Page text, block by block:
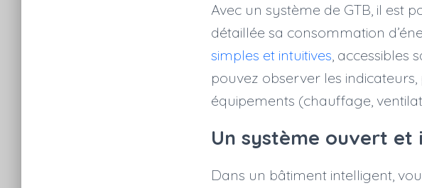
Avec un système de GTB, il est
détaillée sa consommation
simples et intuitives, accessibles
pouvez observer les
équipements (chauffage,
Un système ouvert
Dans un bâtiment intelligent,